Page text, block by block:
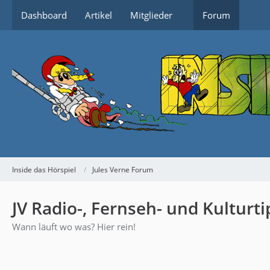
Dashboard Artikel Mitglieder Forum
Inside das Hörspiel Jules Verne Forum
JV Radio-, Fernseh- und
Wann läuft wo was? Hier rein!